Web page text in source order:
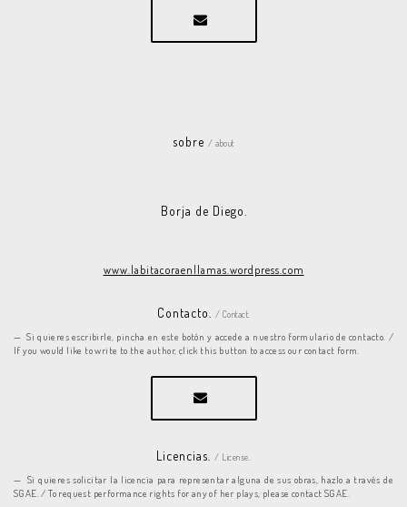
sobre/ about
Borja de Diego.
www.labitacoraenllamas.wordpress.com
Contacto. / Contact.
Si quieres escribirle, pincha en este botón y accede a nuestro formulario de contacto. /
If you would like to write to the author, click this button to access our contact form.
Licencias. / License.
Si quieres solicitar la licencia para representar alguna de sus obras, hazlo a través de
SGAE. / To request performance rights for any of her plays, please contact SGAE.